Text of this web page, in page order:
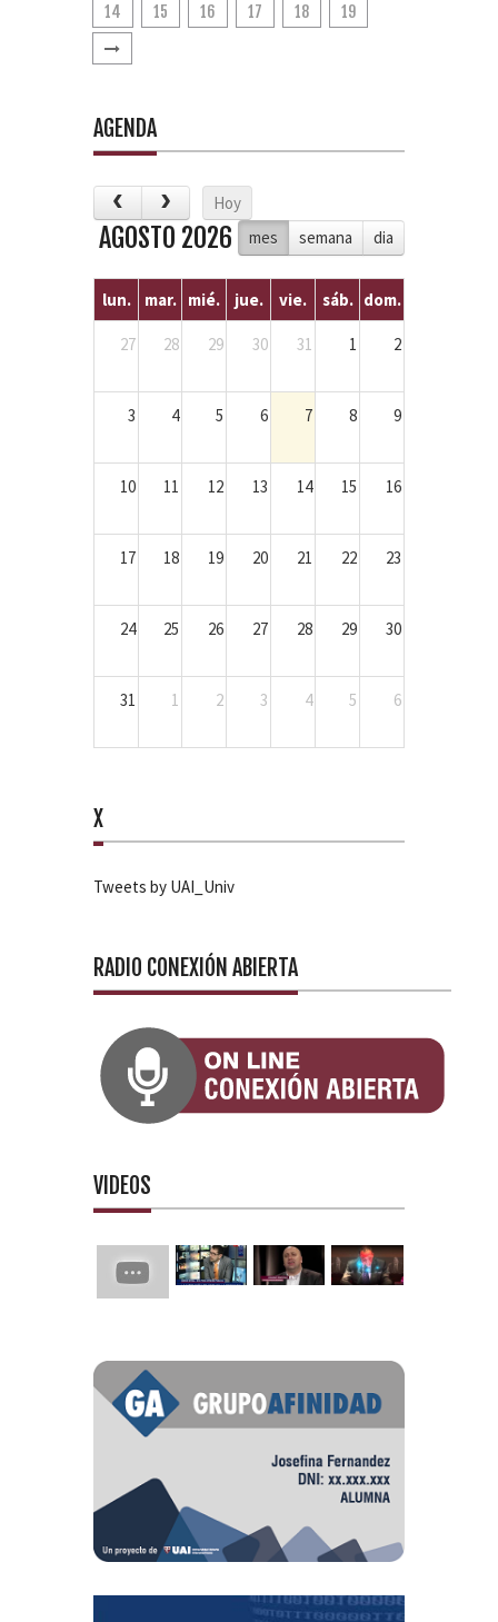
14
15 16 17 18 19
AGENDA
Hoy
mes
semana dia
AGOSTO 2026
lun. mar. mié. jue. vie. sáb. dom.
27 28 29 30 31 1 2
3 4 5 6 7 8 9
10 11 12 13 14 15 16
17 18 19 20 21 22 23
24 25 26 27 28 29 30
31 1 2 3 4 5 6
X
Tweets by UAI_Univ
RADIO CONEXIÓN ABIERTA
VIDEOS